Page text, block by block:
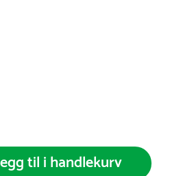
til i handlekurv